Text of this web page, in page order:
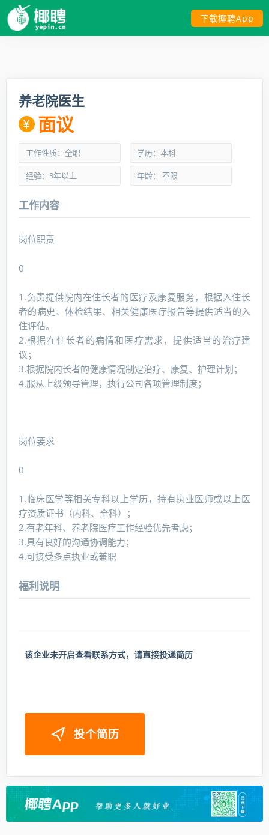
下载椰聘App
养老院医生
面议
工作性质：全职 学历：本科
经验：3年以上 年龄： 不限
工作内容
岗位职责
0
1.负责提供院内在住长者的医疗及康复服务，根据入住长
者的病史、体检结果、相关健康医疗报告等提供适当的入
住评估。
2.根据在住长者的病情和医疗需求，提供适当的治疗建
议；
3.根据院内长者的健康情况制定治疗、康复、护理计划；
4.服从上级领导管理，执行公司各项管理制度；
岗位要求
0
1.临床医学等相关专科以上学历，持有执业医师或以上医
疗资质证书（内科、全科）；
2.有老年科、养老院医疗工作经验优先考虑；
3.具有良好的沟通协调能力；
4.可接受多点执业或兼职
福利说明
该企业未开启查看联系方式，请直接投递简历
投个简历